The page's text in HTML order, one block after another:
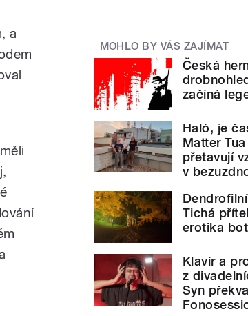
a
MOHLO BY VÁS ZAJÍMAT
Česká
začíná
Haló, je
Matter
přetavují
v
Tichá
erotika
Klavír a
z
Syn